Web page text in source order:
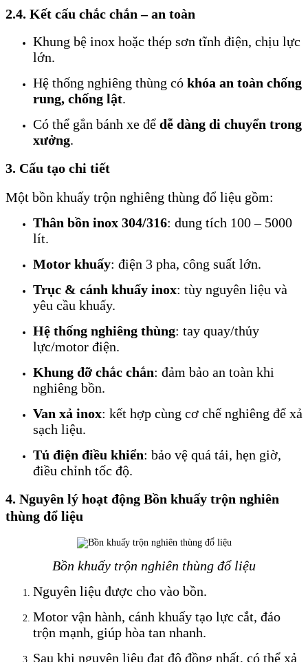
2.4. Kết cấu chắc chắn – an toàn
Khung bệ inox hoặc thép sơn tĩnh điện, chịu lực
lớn.
Hệ thống nghiêng thùng có khóa an toàn chống
rung, chống lật.
Có thể gắn bánh xe để dễ dàng di chuyển trong
xưởng.
3. Cấu tạo chi tiết
Một bồn khuấy trộn nghiêng thùng đổ liệu gồm:
Thân bồn inox 304/316: dung tích 100 – 5000
lít.
Motor khuấy: điện 3 pha, công suất lớn.
Trục & cánh khuấy inox: tùy nguyên liệu và
yêu cầu khuấy.
Hệ thống nghiêng thùng: tay quay/thủy
lực/motor điện.
Khung đỡ chắc chắn: đảm bảo an toàn khi
nghiêng bồn.
Van xả inox: kết hợp cùng cơ chế nghiêng để xả
sạch liệu.
Tủ điện điều khiển: bảo vệ quá tải, hẹn giờ,
điều chỉnh tốc độ.
4. Nguyên lý hoạt động Bồn khuấy trộn nghiên
thùng đổ liệu
Bồn khuấy trộn nghiên thùng đổ liệu
Nguyên liệu được cho vào bồn.
Motor vận hành, cánh khuấy tạo lực cắt, đảo
trộn mạnh, giúp hòa tan nhanh.
Sau khi nguyên liệu đạt độ đồng nhất, có thể xả